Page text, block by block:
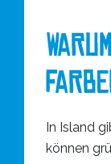
In Island
können